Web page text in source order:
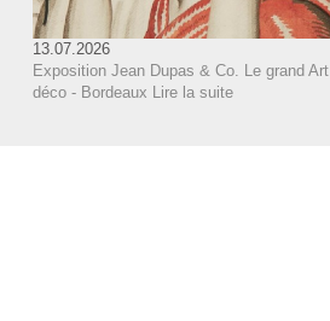
13.07.2026
Exposition Jean Dupas & Co. Le grand Art
déco - Bordeaux Lire la suite